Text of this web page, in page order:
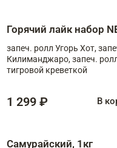
Горячий лайк набор
запеч. ролл Угорь Хот,
Килиманджаро, запеч.
тигровой креветкой
1 299 ₽ В
Самурайский, 1кг